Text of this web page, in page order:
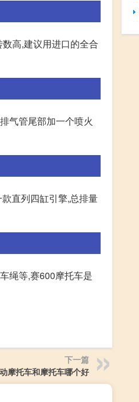
高,建议用进口的全合
气管尾部加一个喷火
直列四缸引擎,总排量
绳等,赛600摩托车是
下一篇
摩托车和摩托车哪个好